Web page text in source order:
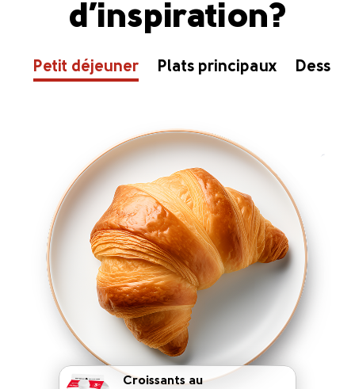
d’inspiration?
Petit déjeuner Plats principaux
Croissants au